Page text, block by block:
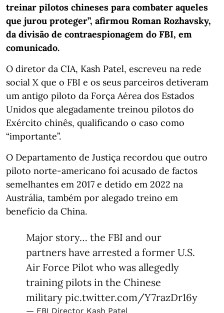
treinar pilotos chineses para combater aqueles
que jurou proteger”, afirmou Roman Rozhavsky,
da divisão de contraespionagem do FBI, em
comunicado.
O diretor da CIA, Kash Patel, escreveu na rede
social X que o FBI e os seus parceiros detiveram
um antigo piloto da Força Aérea dos Estados
Unidos que alegadamente treinou pilotos do
Exército chinês, qualificando o caso como
“importante”.
O Departamento de Justiça recordou que outro
piloto norte-americano foi acusado de factos
semelhantes em 2017 e detido em 2022 na
Austrália, também por alegado treino em
benefício da China.
Major story… the FBI and our
partners have arrested a former U.S.
Air Force Pilot who was allegedly
training pilots in the Chinese
military pic.twitter.com/Y7razDr16y
— FBI Director Kash Patel